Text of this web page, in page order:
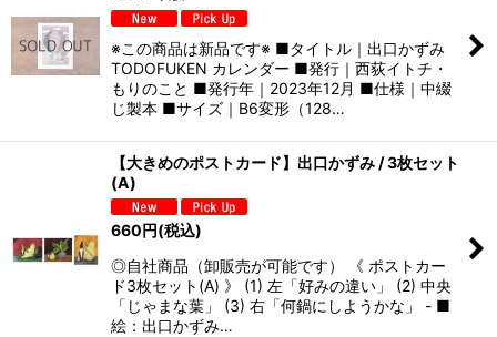
※この商品は新品です※ ■タイトル｜出口かずみ
TODOFUKEN カレンダー ■発行｜西荻イトチ・
もりのこと ■発行年｜2023年12月 ■仕様｜中綴
じ製本 ■サイズ｜B6変形（128…
【大きめのポストカード】出口かずみ / 3枚セット
(A)
660円(税込)
◎自社商品（卸販売が可能です） 《 ポストカー
ド3枚セット(A) 》 (1) 左「好みの違い」 (2) 中央
「じゃまな葉」 (3) 右「何鍋にしようかな」 - ■
絵：出口かずみ…